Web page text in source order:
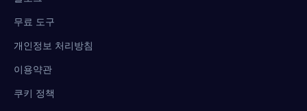
무료 도구
개인정보 처리방침
이용약관
쿠키 정책